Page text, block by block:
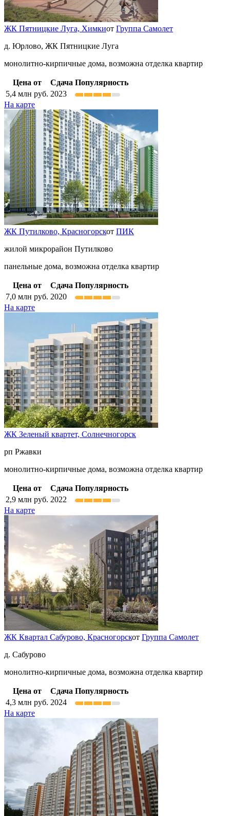
ЖК Пятницкие Луга, Химкиот Группа Самолет
д. Юрлово, ЖК Пятницкие Луга
монолитно-кирпичные дома, возможна отделка квартир
Цена от Сдача Популярность
5,4 млн руб. 2023
На карте
ЖК Путилково, Красногорскот ПИК
жилой микрорайон Путилково
панельные дома, возможна отделка квартир
Цена от Сдача Популярность
7,0 млн руб. 2020
На карте
ЖК Зеленый квартет, Солнечногорск
рп Ржавки
монолитно-кирпичные дома, возможна отделка квартир
Цена от Сдача Популярность
2,9 млн руб. 2022
На карте
ЖК Квартал Сабурово, Красногорскот Группа Самолет
д. Сабурово
монолитно-кирпичные дома, возможна отделка квартир
Цена от Сдача Популярность
4,3 млн руб. 2024
На карте